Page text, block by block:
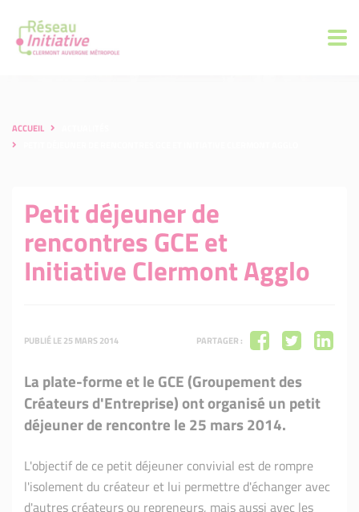
ACCUEIL
Petit déjeuner de
rencontres GCE et
Initiative Clermont Agglo
PUBLIÉ LE 25 MARS 2014 PARTAGER :
La plate-forme et le GCE (Groupement des
Créateurs d'Entreprise) ont organisé un petit
déjeuner de rencontre le 25 mars 2014.
L'objectif de ce petit déjeuner convivial est de rompre
l'isolement du créateur et lui permettre d'échanger avec
d'autres créateurs ou repreneurs, mais aussi avec les